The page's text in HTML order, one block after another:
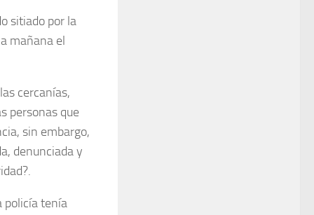
sitiado por la
mañana el
cercanías,
personas que
sin embargo,
denunciada y
policía tenía